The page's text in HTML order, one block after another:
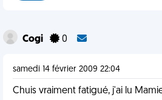
Cogi 0
samedi 14 février 2009 22:04
Chuis vraiment fatigué, j'ai lu